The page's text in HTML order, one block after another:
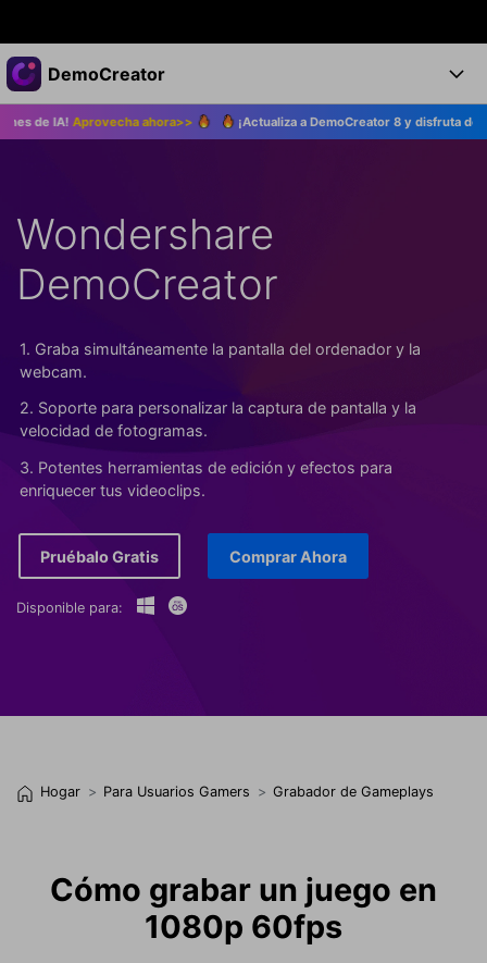
Productos destacados
Creatividad digital con AIGC
Utilidades
Empresas
Sala de prensa
Tienda
Soporte
DemoCreator
Productos
Características
Características IA
Consejos sobre la IA
Soluciones
DemoCreator para
Encuentra más soluciones >
Ayuda
Empieza
Empresa
DESCARGAR COMPRAR AHORAIniciar
ahora>> ¡Actualiza a DemoCreator 8 y disfruta de las nuevas
Wondershare
DemoCreator
1. Graba simultáneamente la pantalla del ordenador y la
webcam.
2. Soporte para personalizar la captura de pantalla y la
velocidad de fotogramas.
3. Potentes herramientas de edición y efectos para
enriquecer tus videoclips.
Pruébalo Gratis Comprar Ahora
Disponible para:
Hogar Para Usuarios Gamers Grabador de Gameplays
Cómo grabar un juego en
1080p 60fps